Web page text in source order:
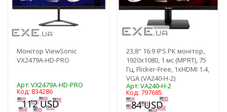
Монітор ViewSonic
VX2479A-HD-PRO
Арт: VX2479A-HD-PRO
Код: 834286
23,8" 16:9 IPS РК монітор,
1920х1080, 1 мс (MPRT), 75
Гц, Flicker-Free, 1xHDMI 1.4,
VGA (VA240-H-2)
Арт: VA240-H-2
Код: 797685